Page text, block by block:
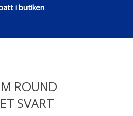
i butiken
ROUND
SVART